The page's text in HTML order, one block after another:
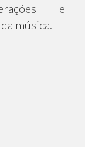
e
música.